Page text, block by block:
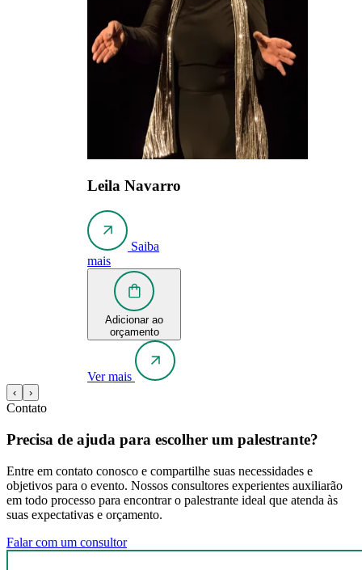
Leila Navarro
Saiba
mais
Adicionar ao
orçamento
Ver mais
‹ ›
Contato
Precisa de ajuda para escolher um palestrante?
Entre em contato conosco e compartilhe suas necessidades e
objetivos para o evento. Nossos consultores experientes auxiliarão
em todo processo para encontrar o palestrante ideal que atenda às
suas expectativas e orçamento.
Falar com um consultor